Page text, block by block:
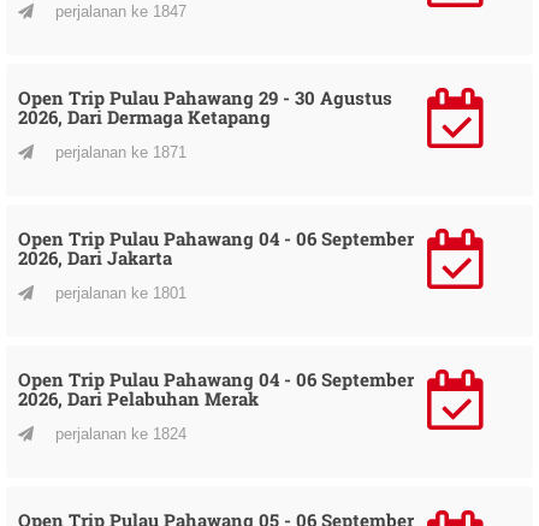
perjalanan ke 1847
Open Trip Pulau Pahawang 29 - 30 Agustus
2026, Dari Dermaga Ketapang
perjalanan ke 1871
Open Trip Pulau Pahawang 04 - 06 September
2026, Dari Jakarta
perjalanan ke 1801
Open Trip Pulau Pahawang 04 - 06 September
2026, Dari Pelabuhan Merak
perjalanan ke 1824
Open Trip Pulau Pahawang 05 - 06 September